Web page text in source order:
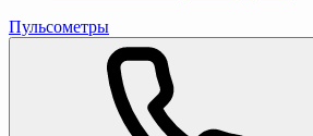
Пульсометры